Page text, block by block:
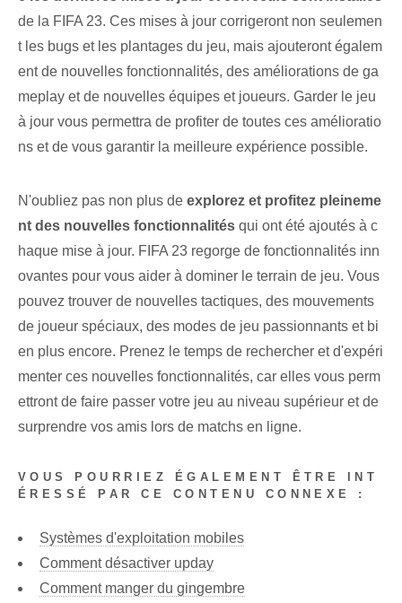
de la FIFA 23⁢. Ces mises à jour corrigeront non seulemen
t les bugs et les plantages du jeu, mais ajouteront égalem
ent de nouvelles fonctionnalités, des améliorations de ga
meplay et de nouvelles équipes et joueurs. Garder le jeu
à jour vous permettra de profiter de toutes ces amélioratio
ns et de vous garantir la meilleure expérience possible.
N'oubliez pas non plus de explorez et⁢ profitez pleineme
nt des nouvelles fonctionnalités qui ont été ajoutés à c
haque mise à jour. FIFA 23 regorge de fonctionnalités inn
ovantes pour vous aider à dominer le terrain de jeu. Vous
pouvez trouver de nouvelles tactiques, des mouvements
de joueur spéciaux, des modes de jeu passionnants et bi
en plus encore. Prenez le temps de rechercher et d'expéri
menter ces nouvelles fonctionnalités, car elles vous perm
ettront de faire passer votre jeu au niveau supérieur et de
surprendre vos amis lors de matchs en ligne.
VOUS POURRIEZ ÉGALEMENT ÊTRE INT
ÉRESSÉ PAR CE CONTENU CONNEXE :
Systèmes d'exploitation mobiles
Comment désactiver upday
Comment manger du gingembre